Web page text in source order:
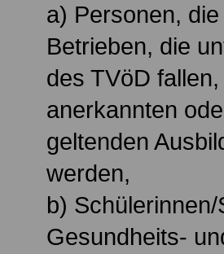
a) Personen,
Betrieben, die
des TVöD
anerkannten
geltenden
werden,
b)
Gesundheits-